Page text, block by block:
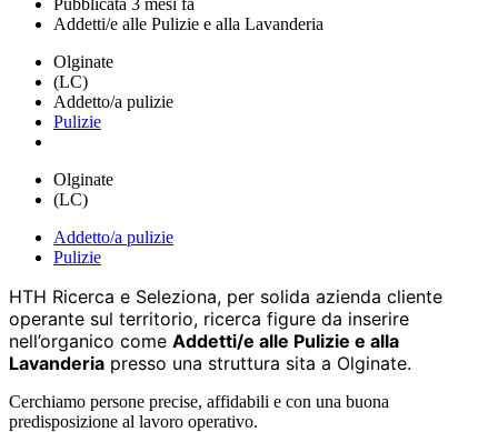
Addetti/e alle Pulizie e alla Lavanderia
Olginate
(LC)
Addetto/a pulizie
Pulizie
Olginate
(LC)
Addetto/a pulizie
Pulizie
HTH Ricerca e Seleziona, per solida azienda cliente
operante sul territorio, ricerca figure da inserire
nell’organico come Addetti/e alle Pulizie e alla
Lavanderia presso una struttura sita a Olginate.
Cerchiamo persone precise, affidabili e con una buona
predisposizione al lavoro operativo.